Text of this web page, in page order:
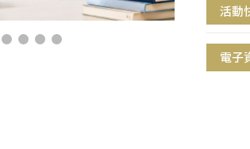
活動
電子